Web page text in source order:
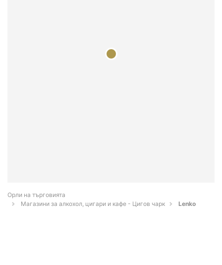
Орли на търговията
Магазини за алкохол, цигари и кафе - Цигов чарк
Lenko